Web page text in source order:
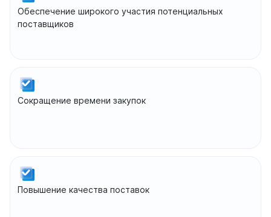
Обеспечение широкого участия потенциальных
поставщиков
Сокращение времени закупок
Повышение качества поставок